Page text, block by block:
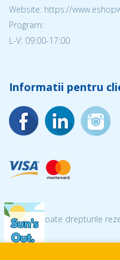
Website: https://
Program:
L-V: 09:00-17:00
Informatii pentru
© 2026 Toate drepturile